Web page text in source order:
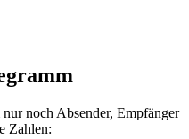
noch Absender, Empfänger
Zahlen: